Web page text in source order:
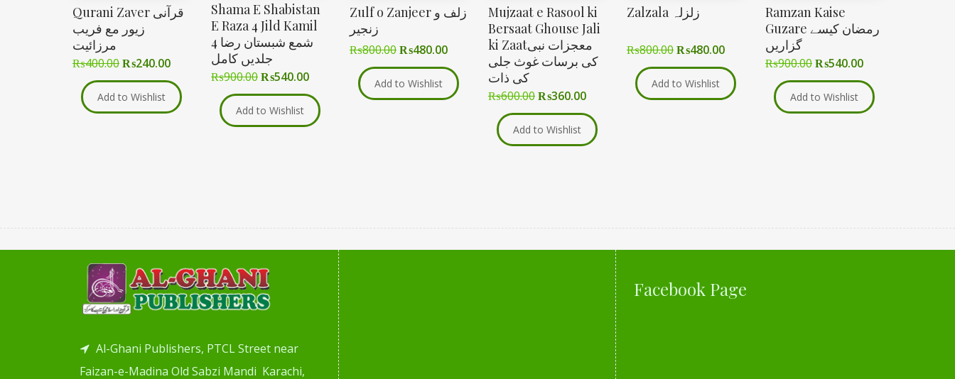
Qurani Zaver قرآنی
زیور مع فریب
مرزائیت
₨400.00₨240.00
Add to Wishlist
Shama E Shabistan
E Raza 4 Jild Kamil
شمع شبستان رضا 4
جلدیں کامل
₨900.00₨540.00
Add to Wishlist
Zulf o Zanjeer زلف و
زنجیر
₨800.00₨480.00
Add to Wishlist
Mujzaat e Rasool ki
Bersaat Ghouse Jali
ki Zaatمعجزات نبی
کی برسات غوث جلی
کی ذات
₨600.00₨360.00
Add to Wishlist
Zalzala زلزلہ
₨800.00₨480.00
Add to Wishlist
Ramzan Kaise
Guzare رمضان کیسے
گزاریں
₨900.00₨540.00
Add to Wishlist
Al-Ghani Publishers, PTCL Street near
Faizan-e-Madina Old Sabzi Mandi Karachi,
Facebook Page